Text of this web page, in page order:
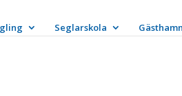
Seglarskola Gästhamn